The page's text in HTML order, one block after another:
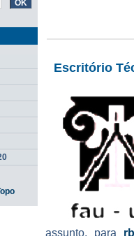
Escritório
assunto, para